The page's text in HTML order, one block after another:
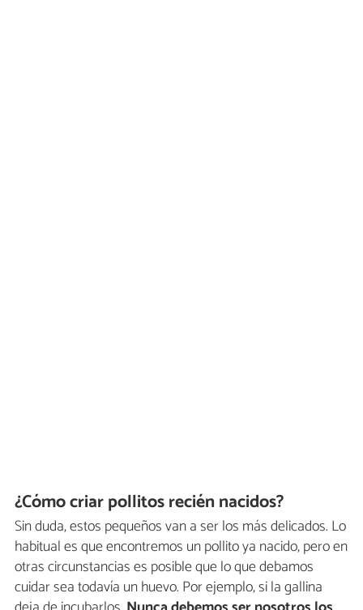
¿Cómo criar pollitos recién nacidos?
Sin duda, estos pequeños van a ser los más delicados. Lo
habitual es que encontremos un pollito ya nacido, pero en
otras circunstancias es posible que lo que debamos
cuidar sea todavía un huevo. Por ejemplo, si la gallina